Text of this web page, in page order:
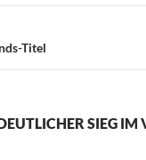
Titel
SIEG IM